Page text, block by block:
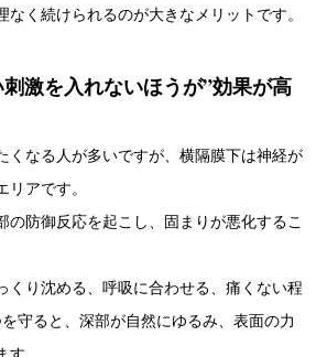
なく続けられるのが大きなメリットです。
激を入れないほうが”効果が高
くなる人が多いですが、横隔膜下は神経が
アです。
の防御反応を起こし、固まりが悪化するこ
くり沈める、呼吸に合わせる、痛くない程
守ると、深部が自然にゆるみ、表面の力